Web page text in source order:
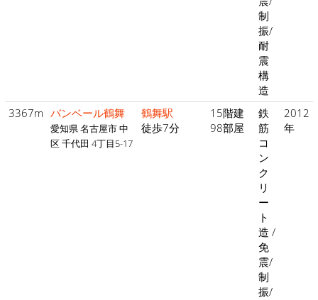
制
振/
耐
震
構
造
3367m バンベール鶴舞
愛知県 名古屋市 中
区 千代田 4丁目5-17
鶴舞駅
徒歩7分
15階建
98部屋
鉄
筋
コ
ン
ク
リ
ー
ト
造 /
免
震/
制
振/
2012
年